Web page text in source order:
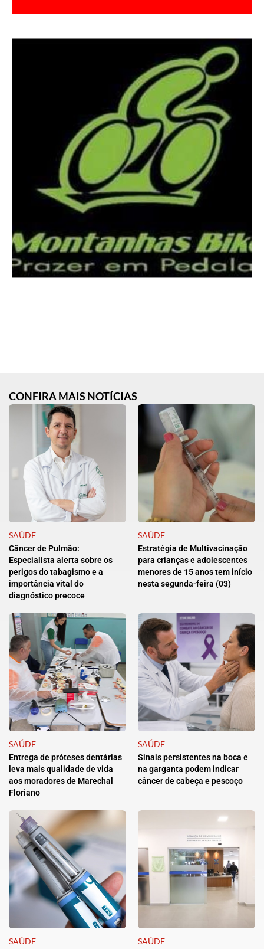
CONFIRA MAIS NOTÍCIAS
SAÚDE
Câncer de Pulmão:
Especialista alerta sobre os
perigos do tabagismo e a
importância vital do
diagnóstico precoce
SAÚDE
Estratégia de Multivacinação
para crianças e adolescentes
menores de 15 anos tem início
nesta segunda-feira (03)
SAÚDE
Entrega de próteses dentárias
leva mais qualidade de vida
aos moradores de Marechal
Floriano
SAÚDE
Sinais persistentes na boca e
na garganta podem indicar
câncer de cabeça e pescoço
SAÚDE SAÚDE